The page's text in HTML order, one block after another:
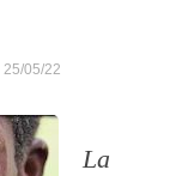
25/05/22
La